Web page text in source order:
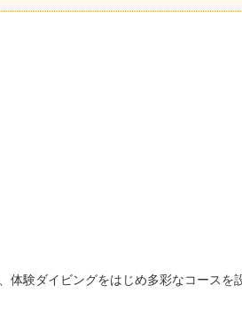
体験ダイビングをはじめ多彩なコースを